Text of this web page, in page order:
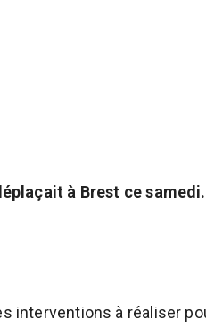
à Brest ce
interventions à réaliser